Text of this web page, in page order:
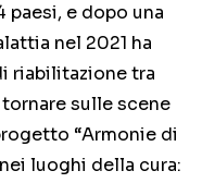
paesi, e dopo una
nel 2021 ha
riabilitazione tra
sulle scene
“Armonie di
luoghi della cura: